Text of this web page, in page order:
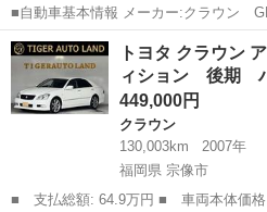
■自動車基本情報 メーカー:クラウン
ルサルーン 排気量:cc 年式:27年 輸入車モデル年式: − 走行:83000(実走
行) まだ乗ってますので走行距離少し伸
大分 別府市 クラウン ミッ
トヨタ クラウン
ィション 後期
449,000円
クラウン
130,003km
2007年
福岡県 宗像市
■ 支払総額: 64.9万円 ■ 車両本体価格： 449,000 円 ■ メーカー